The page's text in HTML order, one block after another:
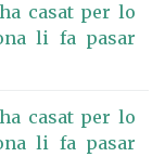
casat per lo
li fa pasar
casat per lo
li fa pasar